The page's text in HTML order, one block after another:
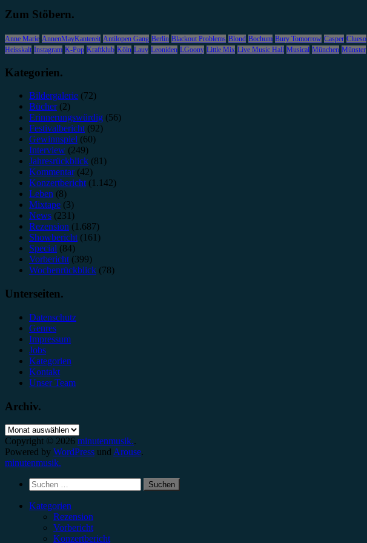
Zum Stöbern.
Anne Marie AnnenMayKantereit Antilopen Gang Berlin Blackout Problems Blond Bochum Bury Tomorrow Casper Clueso
Heisskalt Instagram K-Pop Kraftklub Köln Lauv Leoniden LGoony Little Mix Live Music Hall Musical München Münster
Kategorien.
Bildergalerie (72)
Bücher(2)
Erinnerungswürdig (56)
Festivalbericht(92)
Gewinnspiel (60)
Interview (249)
Jahresrückblick (81)
Kommentar(42)
Konzertbericht(1.142)
Leben (8)
Mixtape (3)
News (231)
Rezension (1.687)
Showbericht(161)
Special (84)
Vorbericht(399)
Wochenrückblick (78)
Unterseiten.
Datenschutz
Genres
Impressum
Jobs
Kategorien
Kontakt
Unser Team
Archiv.
Archiv.
Copyright © 2026 minutenmusik..
Powered by WordPress und Arouse.
minutenmusik.
Suchen
nach:
Kategorien
Rezension
Vorbericht
Konzertbericht